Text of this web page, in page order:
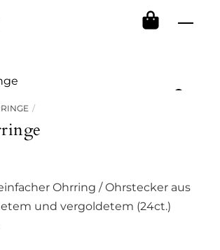
Ohrring / Ohrstecker aus
und vergoldetem (24ct.)